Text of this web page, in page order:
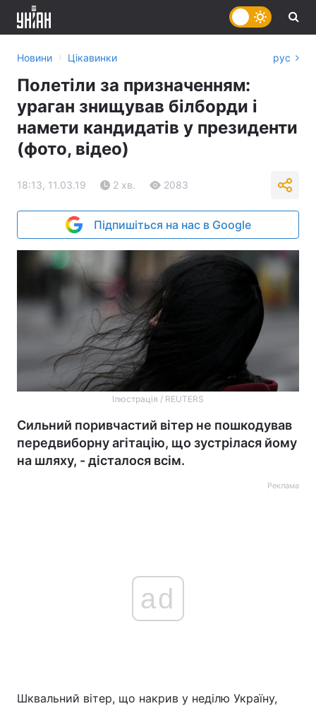
Головна Війна
Новини › Цікавинки рус
Полетіли за призначенням:
ураган знищував білборди і
намети кандидатів у президенти
(фото, відео)
18:13, 11.03.19 2 хв. 2083
Підпишіться на нас в Google
Ілюстрація / REUTERS
Сильний поривчастий вітер не пошкодував
передвиборну агітацію, що зустрілася йому
на шляху, - дісталося всім.
Реклама
ad
Шквальний вітер, що накрив у неділю Україну,